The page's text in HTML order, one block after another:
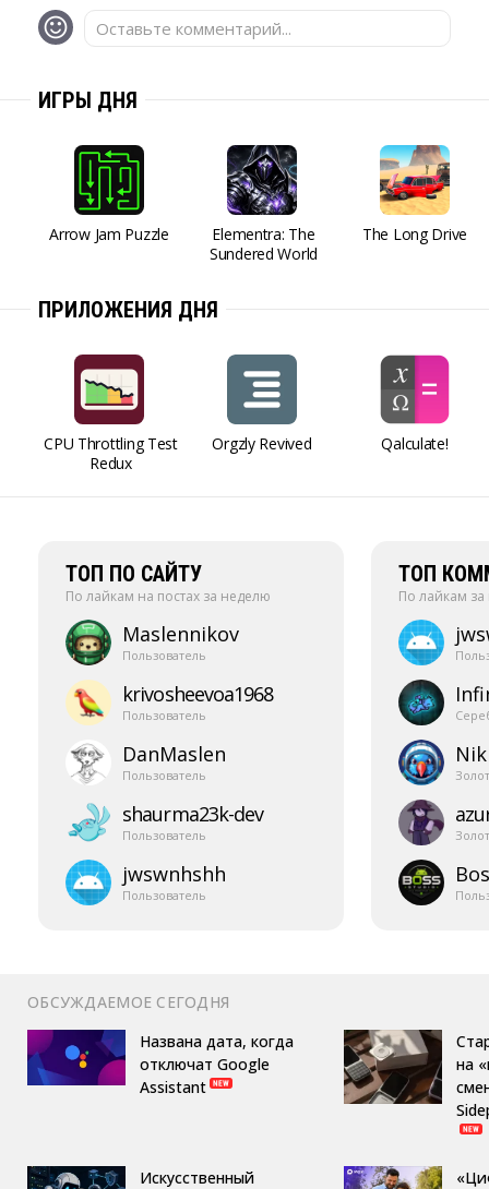
Оставьте комментарий...
ИГРЫ ДНЯ
Arrow Jam Puzzle
Elementra: The
Sundered World
The Long Drive
ПРИЛОЖЕНИЯ ДНЯ
CPU Throttling Test
Redux
Orgzly Revived Qalculate!
ТОП ПО САЙТУ
По лайкам на постах за неделю
Maslennikov
Пользователь
krivosheevoa1968
Пользователь
DanMaslen
Пользователь
shaurma23k-​dev
Пользователь
jwswnhshh
Пользователь
ТОП
По лайкам
ОБСУЖДАЕМОЕ СЕГОДНЯ
Названа дата, когда
отключат Google
Assistant
Искусственный
на